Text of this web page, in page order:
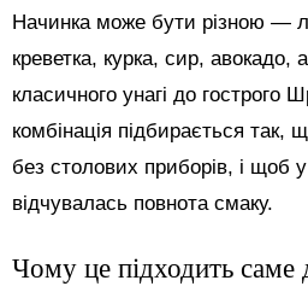
Начинка може бути різною —
креветка, курка, сир, авокадо,
класичного унагі до гострого
комбінація підбирається так,
без столових приборів, і щоб
відчувалась повнота смаку.
Чому це підходить саме